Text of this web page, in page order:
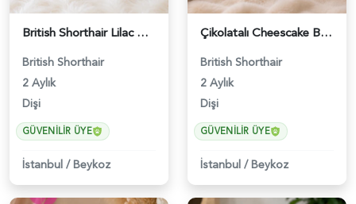
British Shorthair Lilac Renk Dişi Yavrumuz - 4646
British Shorthair
2 Aylık
Dişi
GÜVENILIR ÜYE
İstanbul /Beykoz
Çikolatalı Cheescake British Shorthair Dişi Yavrumuz - 4902
British Shorthair
2 Aylık
Dişi
GÜVENILIR ÜYE
İstanbul /Beykoz